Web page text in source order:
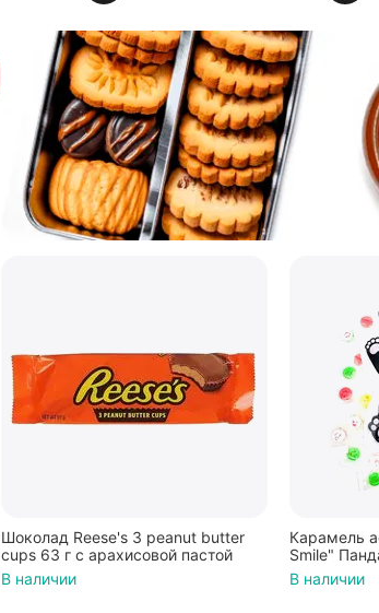
Шоколад Reese's 3 peanut butter
cups 63 г с арахисовой пастой
В наличии
Карамель
Smile"
В наличии